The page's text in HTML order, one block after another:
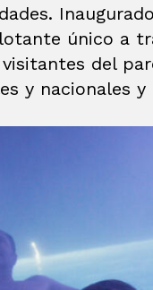
único a
del
y nacionales y